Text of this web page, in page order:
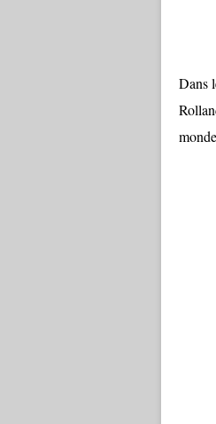
Dans